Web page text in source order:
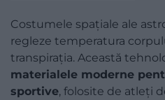
Costumele spațiale ale
regleze temperatura
transpirația. Această
materialele moderne
sportive, folosite de atleți